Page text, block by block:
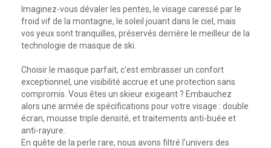
Imaginez-vous dévaler les pentes, le visage caressé par le
froid vif de la montagne, le soleil jouant dans le ciel, mais
vos yeux sont tranquilles, préservés derrière le meilleur de la
technologie de masque de ski
Choisir le masque parfait, c'est embrasser un confort
exceptionnel, une visibilité accrue et une protection sans
compromis. Vous êtes un skieur exigeant ? Embauchez
alors une armée de spécifications pour votre visage : double
écran, mousse triple densité, et traitements anti-buée et
anti-rayure.
En quête de la perle rare, nous avons filtré l'univers des